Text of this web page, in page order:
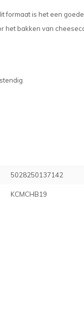
formaat is het een
het bakken van
5028250137142
KCMCHB19